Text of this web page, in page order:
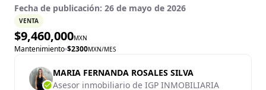
Fecha de publicación: 26 de mayo de 2026
VENTA
$9,460,000MXN
Mantenimiento $2300MXN/MES
MARIA FERNANDA ROSALES SILVA
Asesor inmobiliario de IGP INMOBILIARIA